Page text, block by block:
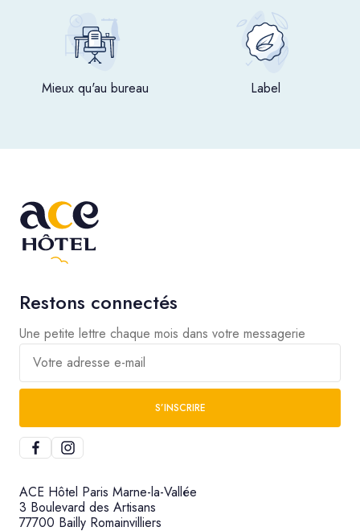
Mieux qu'au bureau Label
Restons connectés
Une petite lettre chaque mois dans votre messagerie
Votre adresse e-mail
S’INSCRIRE
ACE Hôtel Paris Marne-la-Vallée
3 Boulevard des Artisans
77700 Bailly Romainvilliers